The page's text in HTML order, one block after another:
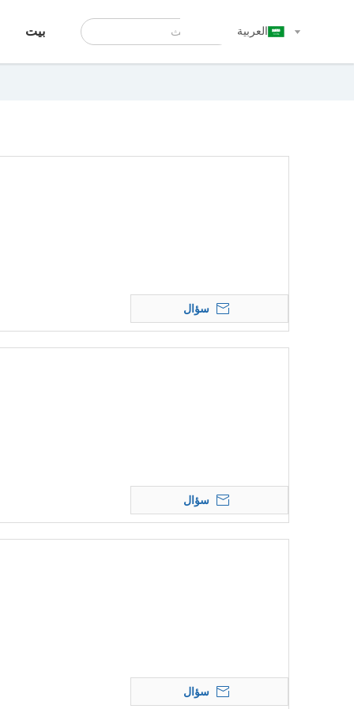
بيت العربية
سؤال
سؤال
سؤال